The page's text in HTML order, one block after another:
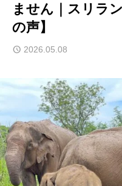
ません｜スリラ
の声】
2026.05.08